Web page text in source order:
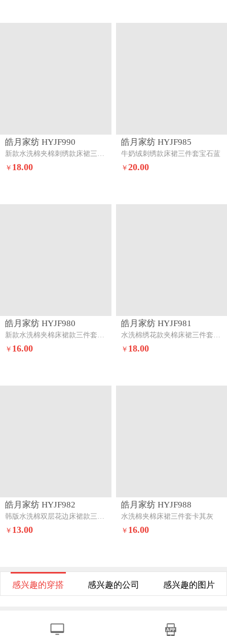
皓月家纺 HYJF990
￥ 18.00
皓月家纺 HYJF985
牛奶绒刺绣款床裙三件套宝石蓝
￥ 20.00
皓月家纺 HYJF980
￥ 16.00
皓月家纺 HYJF981
￥ 18.00
皓月家纺 HYJF982
￥ 13.00
皓月家纺 HYJF988
水洗棉夹棉床裙三件套卡其灰
￥ 16.00
感兴趣的穿搭 感兴趣的公司 感兴趣的图片